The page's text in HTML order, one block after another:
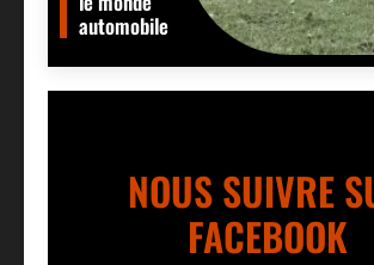
automobile
NOUS SUIVRE
FACEBOOK